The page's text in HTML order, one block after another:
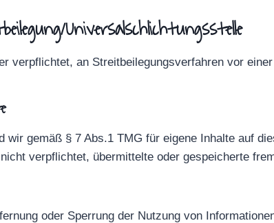
Universal­schlichtungs­stelle
verpflichtet, an Streitbeilegungsverfahren vor
wir gemäß § 7 Abs.1 TMG für eigene Inhalte auf
verpflichtet, übermittelte oder gespeicherte
oder Sperrung der Nutzung von